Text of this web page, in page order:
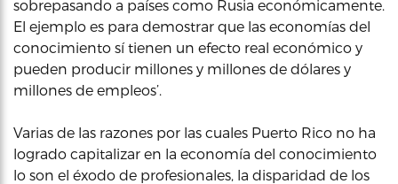
sobrepasando a países como Rusia económicamente.
El ejemplo es para demostrar que las economías del
conocimiento sí tienen un efecto real económico y
pueden producir millones y millones de dólares y
millones de empleos’.
Varias de las razones por las cuales Puerto Rico no ha
logrado capitalizar en la economía del conocimiento
lo son el éxodo de profesionales, la disparidad de los